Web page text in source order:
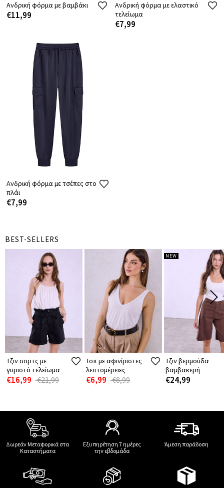
Ανδρική φόρμα με βαμβάκι
€11,99
Ανδρική φόρμα με ελαστικό
τελείωμα
€7,99
Ανδρική φόρμα με τσέπες στο
πλάι
€7,99
BEST-SELLERS
Τζιν σορτς με
γυριστό τελείωμα
€16,99 €21,99
Τοπ με αφινίριστες
λεπτομέρειες
€6,99 €8,99
NEW
Τζιν βερμούδα
βαμβακερή
€24,99
Δωρεάν Μεταφορικά στα
Καταστήματα
Εξυπηρέτηση 7 ημέρες
την εβδομάδα
Άμεση παράδοση